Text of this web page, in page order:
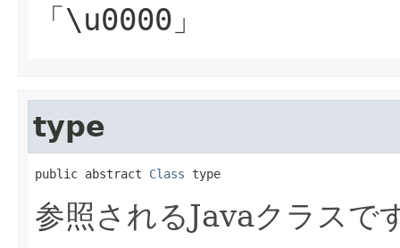
「\u0000」
type
public abstract Class type
参照されるJavaクラスで